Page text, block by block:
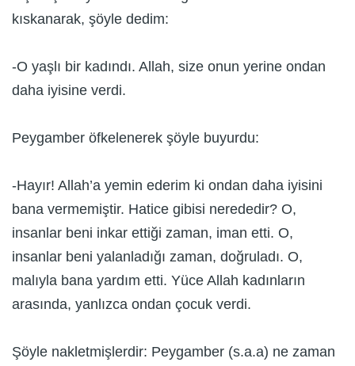
kıskanarak, şöyle dedim:
-O yaşlı bir kadındı. Allah, size onun yerine ondan
daha iyisine verdi.
Peygamber öfkelenerek şöyle buyurdu:
-Hayır! Allah’a yemin ederim ki ondan daha iyisini
bana vermemiştir. Hatice gibisi nerededir? O,
insanlar beni inkar ettiği zaman, iman etti. O,
insanlar beni yalanladığı zaman, doğruladı. O,
malıyla bana yardım etti. Yüce Allah kadınların
arasında, yanlızca ondan çocuk verdi.
Şöyle nakletmişlerdir: Peygamber (s.a.a) ne zaman